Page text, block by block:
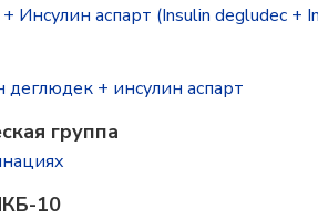
Инсулин аспарт (Insulin degludec +
+ инсулин аспарт
группа
10